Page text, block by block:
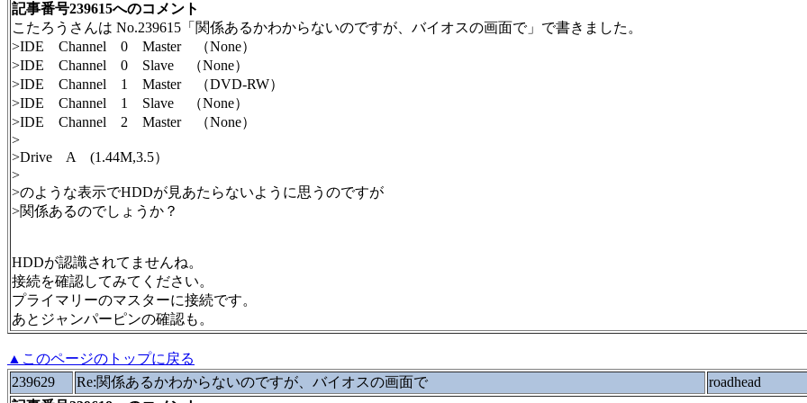
記事番号239615へのコメント
こたろうさんは No.239615「関係あるかわからないのですが、バイオスの画面で」で書きました。
>IDE Channel 0 Master （None）
>IDE Channel 0 Slave （None）
>IDE Channel 1 Master （DVD-RW）
>IDE Channel 1 Slave （None）
>IDE Channel 2 Master （None）
>
>Drive A (1.44M,3.5）
>
>のような表示でHDDが見あたらないように思うのですが
>関係あるのでしょうか？
HDDが認識されてませんね。
接続を確認してみてください。
プライマリーのマスターに接続です。
あとジャンパーピンの確認も。
▲このページのトップに戻る
239629
Re:関係あるかわからないのですが、バイオスの画面で roadhead